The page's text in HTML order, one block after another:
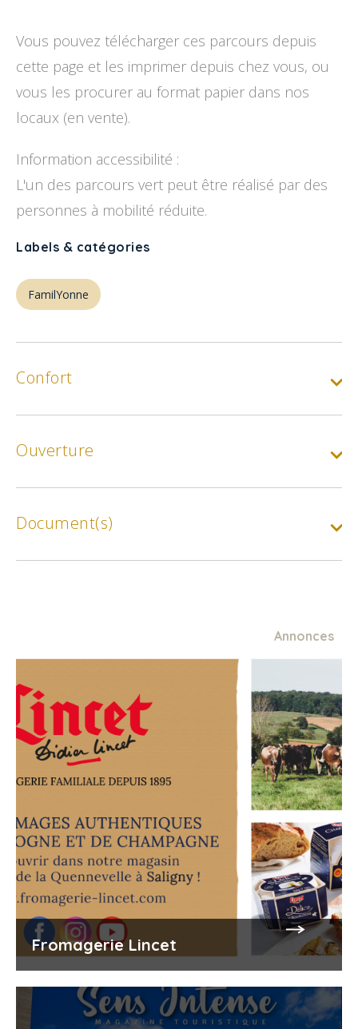
Vous pouvez télécharger ces parcours depuis
cette page et les imprimer depuis chez vous, ou
vous les procurer au format papier dans nos
locaux (en vente).
Information accessibilité :
L'un des parcours vert peut être réalisé par des
personnes à mobilité réduite.
Labels & catégories
FamilYonne
Confort
Ouverture
Document(s)
Parcours Permanent d’Orientation – Parc du
Moulin à Tan – Circuit Vert 1
Parcours Permanent d’Orientation – Parc du
Moulin à Tan – Circuit Vert 2
Parcours Permanent d’Orientation – Parc du
Moulin à Tan – Circuit Animo
Parcours Permanent d’Orientation – Parc du
Moulin à Tan – Circuit Vert PMR
Parcours Permanent d’Orientation – Parc du
Moulin à Tan – Circuit Bleu 1
Parcours Permanent d’Orientation – Parc du
Moulin à Tan – Circuit Bleu 2
Parcours Permanent d’Orientation – Parc du
Annonces
Fromagerie Lincet